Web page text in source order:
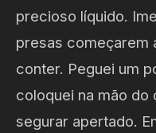
precioso líquido.
presas começarem
conter. Peguei um
coloquei na mão do
segurar apertado.